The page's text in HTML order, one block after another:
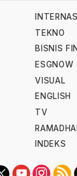
TEKNO
BISNIS
ESGNOW
VISUAL
ENGLISH
TV
INDEKS